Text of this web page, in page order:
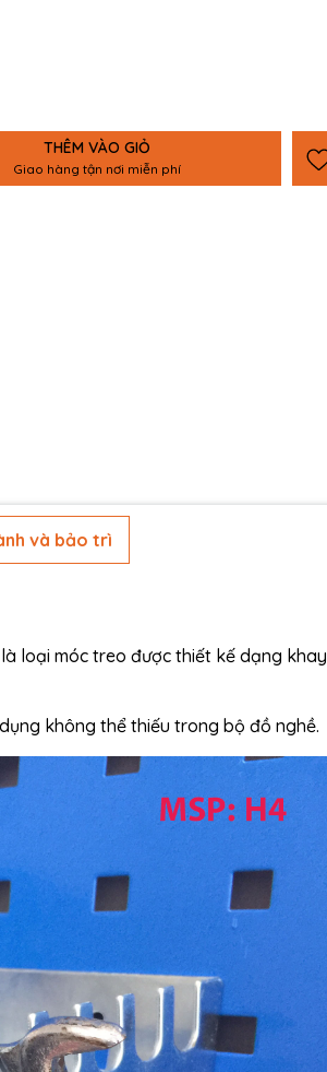
THÊM VÀO GIỎ
Giao hàng tận nơi miễn phí
và bảo trì
loại móc treo được thiết kế dạng khay
không thể thiếu trong bộ đồ nghề.